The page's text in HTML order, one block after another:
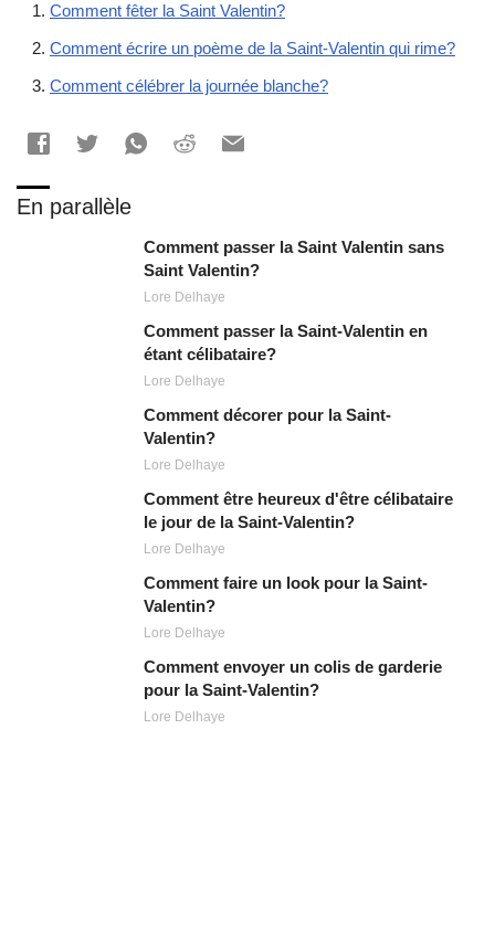
Comment fêter la Saint Valentin?
Comment écrire un poème de la Saint-Valentin qui rime?
Comment célébrer la journée blanche?
En parallèle
Comment passer la Saint Valentin sans
Saint Valentin?
Lore Delhaye
Comment passer la Saint-Valentin en
étant célibataire?
Lore Delhaye
Comment décorer pour la Saint-
Valentin?
Lore Delhaye
Comment être heureux d'être célibataire
le jour de la Saint-Valentin?
Lore Delhaye
Comment faire un look pour la Saint-
Valentin?
Lore Delhaye
Comment envoyer un colis de garderie
pour la Saint-Valentin?
Lore Delhaye